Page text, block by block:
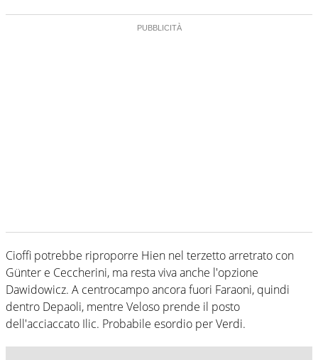
Cioffi potrebbe riproporre Hien nel terzetto arretrato con
Günter e Ceccherini, ma resta viva anche l'opzione
Dawidowicz. A centrocampo ancora fuori Faraoni, quindi
dentro Depaoli, mentre Veloso prende il posto
dell'acciaccato Ilic. Probabile esordio per Verdi.